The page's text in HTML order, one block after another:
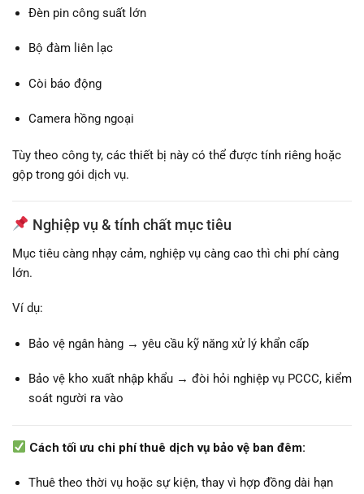
Đèn pin công suất lớn
Bộ đàm liên lạc
Còi báo động
Camera hồng ngoại
Tùy theo công ty, các thiết bị này có thể được tính riêng hoặc
gộp trong gói dịch vụ.
Nghiệp vụ & tính chất mục tiêu
Mục tiêu càng nhạy cảm, nghiệp vụ càng cao thì chi phí càng
lớn.
Ví dụ:
Bảo vệ ngân hàng → yêu cầu kỹ năng xử lý khẩn cấp
Bảo vệ kho xuất nhập khẩu → đòi hỏi nghiệp vụ PCCC, kiểm
soát người ra vào
Cách tối ưu chi phí thuê dịch vụ bảo vệ ban đêm:
Thuê theo thời vụ hoặc sự kiện, thay vì hợp đồng dài hạn